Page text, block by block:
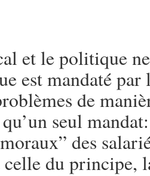
et le politique
est mandaté par
de
seul
des
du principe,